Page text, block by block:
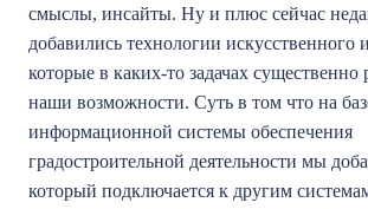
смыслы, инсайты. Ну и плюс сейчас
добавились технологии искусственного
которые в каких-то задачах
наши возможности. Суть в том что на
информационной системы обеспечения
градостроительной деятельности мы
который подключается к другим